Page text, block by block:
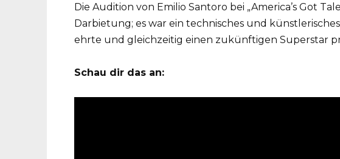
Die Audition von Emilio Santoro bei „America’s Got
Darbietung; es war ein technisches und
ehrte und gleichzeitig einen zukünftigen Superstar
Schau dir das an: